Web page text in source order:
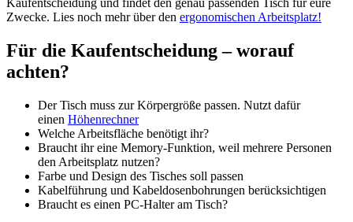
Zwecke. Lies noch mehr über den ergonomischen Arbeitsplatz!
Für die Kaufentscheidung – worauf
achten?
Der Tisch muss zur Körpergröße passen. Nutzt dafür
einen Höhenrechner
Welche Arbeitsfläche benötigt ihr?
Braucht ihr eine Memory-Funktion, weil mehrere Personen
den Arbeitsplatz nutzen?
Farbe und Design des Tisches soll passen
Kabelführung und Kabeldosenbohrungen berücksichtigen
Braucht es einen PC-Halter am Tisch?